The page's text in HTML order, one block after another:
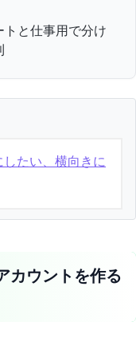
と仕事用で分け
たい、横向きに
カウントを作る